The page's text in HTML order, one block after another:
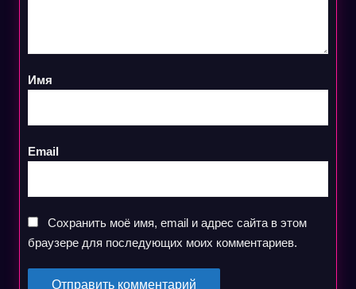
Имя
Email
Сохранить моё имя, email и адрес сайта в этом
браузере для последующих моих комментариев.